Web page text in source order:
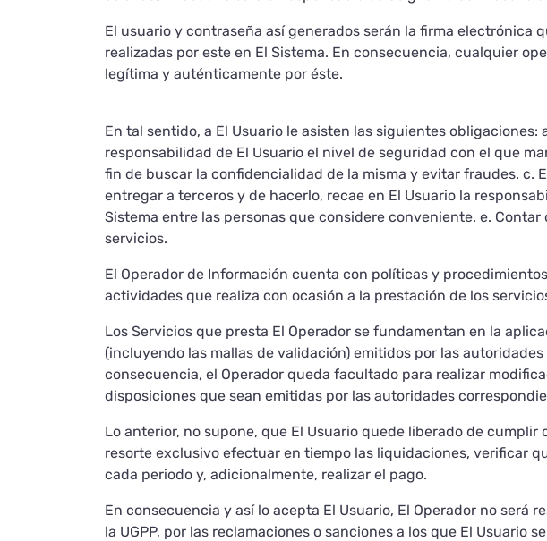
El usuario y contraseña así generados serán la firma electrónica
realizadas por este en El Sistema. En consecuencia, cualquier
legítima y auténticamente por éste.
En tal sentido, a El Usuario le asisten las siguientes
responsabilidad de El Usuario el nivel de seguridad con el que
fin de buscar la confidencialidad de la misma y evitar fraudes. c.
entregar a terceros y de hacerlo, recae en El Usuario la
Sistema entre las personas que considere conveniente. e.
servicios.
El Operador de Información cuenta con políticas y
actividades que realiza con ocasión a la prestación de los
Los Servicios que presta El Operador se fundamentan en la
(incluyendo las mallas de validación) emitidos por las
consecuencia, el Operador queda facultado para realizar
disposiciones que sean emitidas por las autoridades
Lo anterior, no supone, que El Usuario quede liberado de
resorte exclusivo efectuar en tiempo las liquidaciones, verificar
cada periodo y, adicionalmente, realizar el pago.
En consecuencia y así lo acepta El Usuario, El Operador no
la UGPP, por las reclamaciones o sanciones a los que El